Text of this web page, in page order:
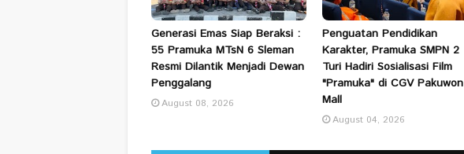
Generasi Emas Siap Beraksi :
55 Pramuka MTsN 6 Sleman
Resmi Dilantik Menjadi Dewan
Penggalang
August 08, 2026
Penguatan Pendidikan
Karakter, Pramuka SMPN 2
Turi Hadiri Sosialisasi Film
"Pramuka" di CGV Pakuwon
Mall
August 04, 2026